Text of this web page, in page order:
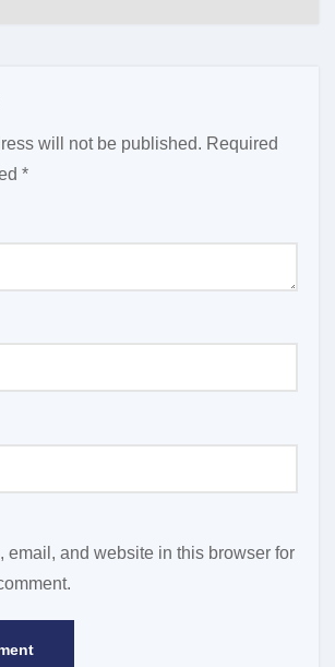
will not be published. Required
*
email, and website in this browser for